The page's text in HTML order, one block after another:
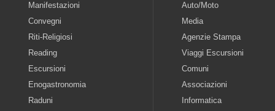
Manifestazioni
Convegni
Riti-Religiosi
Reading
Escursioni
Enogastronomia
Raduni
Auto/Moto
Media
Agenzie Stampa
Viaggi Escursioni
Comuni
Associazioni
Informatica